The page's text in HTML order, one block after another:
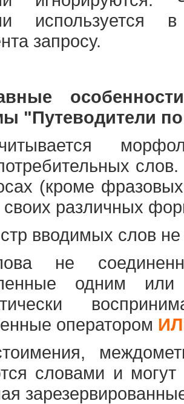
используется в
запросу.
"Путеводители
(кроме
своих различных
вводимых слов
не
одним или
оператором
словами и могут